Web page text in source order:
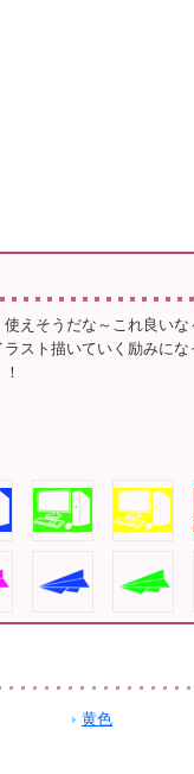
えそうだな～これ良いな
スト描いていく励みにな
黄色